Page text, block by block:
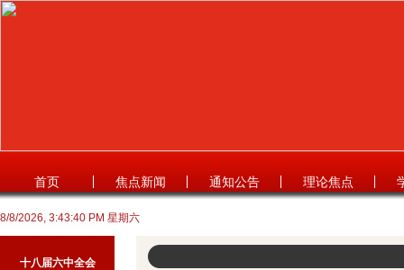
首页 焦点新闻 通知公告 理论焦点
8/8/2026, 3:43:40 PM 星期六
十八届六中全会